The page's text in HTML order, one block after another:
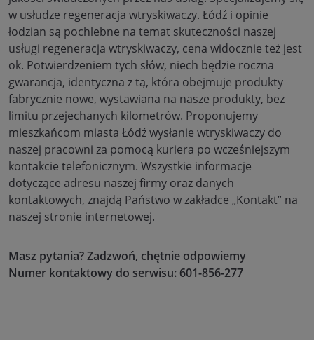
w usłudze regeneracja wtryskiwaczy. Łódź i opinie
łodzian są pochlebne na temat skuteczności naszej
usługi regeneracja wtryskiwaczy, cena widocznie też jest
ok. Potwierdzeniem tych słów, niech będzie roczna
gwarancja, identyczna z tą, która obejmuje produkty
fabrycznie nowe, wystawiana na nasze produkty, bez
limitu przejechanych kilometrów. Proponujemy
mieszkańcom miasta Łódź wysłanie wtryskiwaczy do
naszej pracowni za pomocą kuriera po wcześniejszym
kontakcie telefonicznym. Wszystkie informacje
dotyczące adresu naszej firmy oraz danych
kontaktowych, znajdą Państwo w zakładce „Kontakt” na
naszej stronie internetowej.
Masz pytania? Zadzwoń, chętnie odpowiemy
Numer kontaktowy do serwisu: 601-856-277